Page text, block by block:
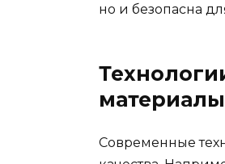
но и безопасна
Современные